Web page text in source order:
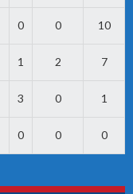
0 0 10
1 2 7
3 0 1
0 0 0